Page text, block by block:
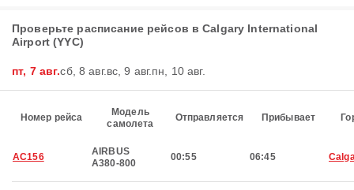
Проверьте расписание рейсов в Calgary International
Airport (YYC)
пт, 7 авг.сб, 8 авг.вс, 9 авг.пн, 10 авг.
Номер рейса
Модель
самолета
Отправляется Прибывает
AC156
AIRBUS
A380-800
00:55 06:45